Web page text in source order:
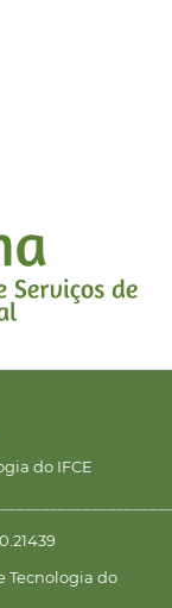
do IFCE
Tecnologia do